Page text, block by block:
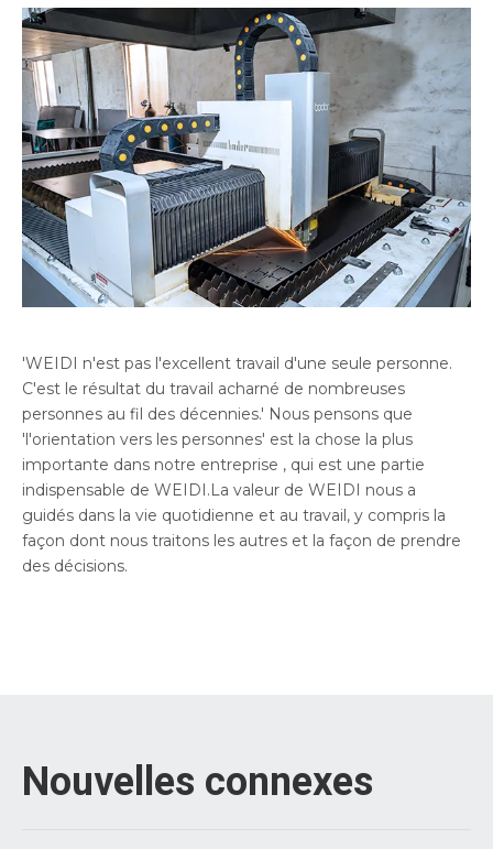
'WEIDI n'est pas l'excellent travail d'une seule personne.
C'est le résultat du travail acharné de nombreuses
personnes au fil des décennies.' Nous pensons que
'l'orientation vers les personnes' est la chose la plus
importante dans notre entreprise , qui est une partie
indispensable de WEIDI.La valeur de WEIDI nous a
guidés dans la vie quotidienne et au travail, y compris la
façon dont nous traitons les autres et la façon de prendre
des décisions.
Nouvelles connexes